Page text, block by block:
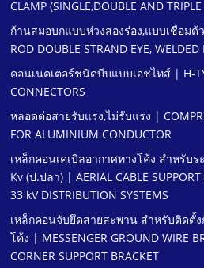
CLAMP (SINGLE,DOUBLE AND
ก้านสมอบกแบบห่วงสองร่อง,แบบเชื่อมด้
ROD DOUBLE STRAND EYE, WELDED
คอนเนคเตอร์ชนิดบีบแบบเอชไทส์ | H-
CONNECTORS
หลอดต่อสายรับแรง,ไม่รับแรง |
FOR ALUMINIUM CONDUCTOR
เหล็กคอนเคเบิลอากาศทางโค้ง สําหรับ
Kv (ป.ปลา) | AERIAL CABLE
33 kV DISTRIBUTION SYSTEMS
เหล็กคอนจับยึดสายสะพาน สําหรับติดตั้ง
โค้ง | MESSENGER GROUND WIRE
CORNER SUPPORT BRACKET